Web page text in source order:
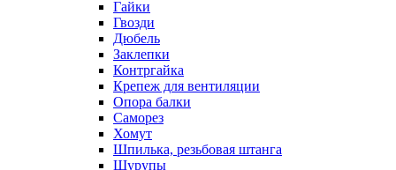
Гайки
Гвозди
Дюбель
Заклепки
Контргайка
Крепеж для вентиляции
Опора балки
Саморез
Хомут
Шпилька, резьбовая штанга
Шурупы